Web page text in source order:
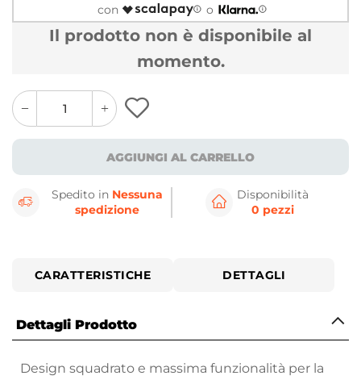
con
o
Il prodotto non è disponibile al
momento.
quantity
button
quantity
minus
button
AGGIUNGI AL CARRELLO
Spedito in Nessuna
spedizione
Disponibilità
0 pezzi
CARATTERISTICHE DETTAGLI
Dettagli Prodotto
Design squadrato e massima funzionalità per la